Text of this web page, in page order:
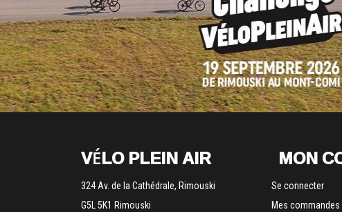
VÉLO PLEIN AIR
324 Av. de la Cathédrale, Rimouski
G5L 5K1 Rimouski
MON
Se connecter
Mes commandes